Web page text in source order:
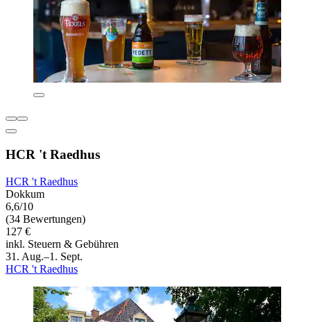
HCR 't Raedhus
HCR 't Raedhus
Dokkum
6,6/10
(34 Bewertungen)
127 €
inkl. Steuern & Gebühren
31. Aug.–1. Sept.
HCR 't Raedhus